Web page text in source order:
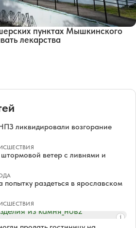
пунктах Мышкинского
лекарства
ликвидировали возгорание
ветер с ливнями и
попытку раздеться в ярославском